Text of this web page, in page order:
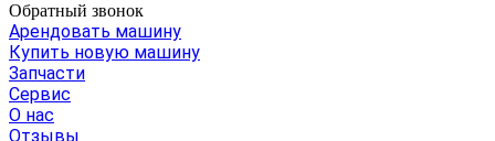
Обратный звонок
Арендовать машину
Купить новую машину
Запчасти
Сервис
О нас
Отзывы